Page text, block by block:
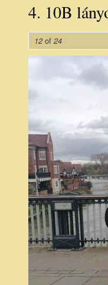
4. 10B
12of 24
4. 10B
lányok.jpg